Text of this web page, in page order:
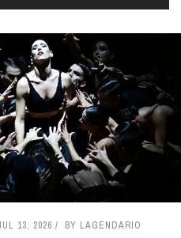
13, 2026 BY LAGENDARIO